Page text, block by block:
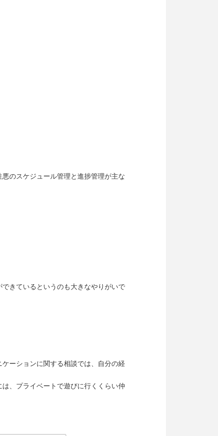
のスケジュール管理と進捗管理が主な
きているというのも大きなやりがいで
ーションに関する相談では、自分の経
、プライベートで遊びに行くくらい仲